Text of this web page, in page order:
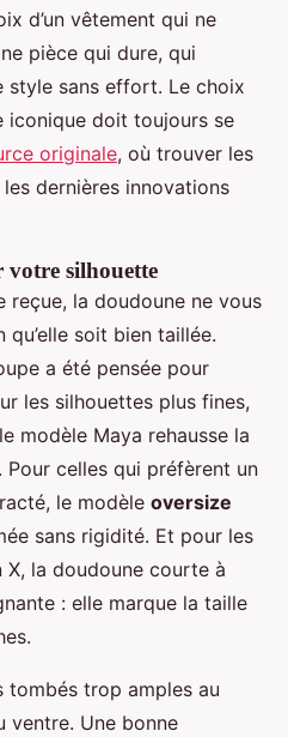
d’un vêtement qui ne
pièce qui dure, qui
style sans effort. Le choix
iconique doit toujours se
originale, où trouver les
dernières innovations
silhouette
reçue, la doudoune ne vous
soit bien taillée.
a été pensée pour
les silhouettes plus fines,
modèle Maya rehausse la
celles qui préfèrent un
le modèle oversize
sans rigidité. Et pour les
la doudoune courte à
: elle marque la taille
tombés trop amples au
ventre. Une bonne